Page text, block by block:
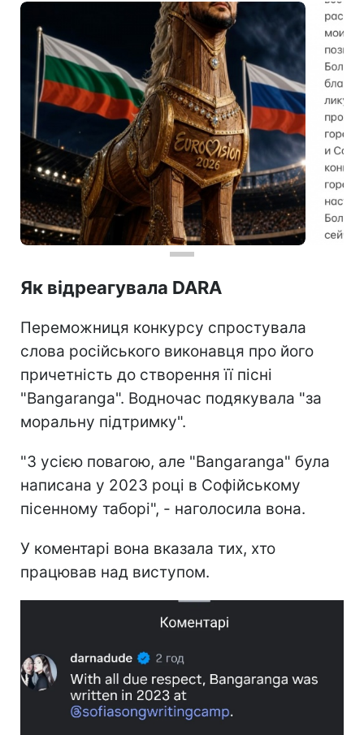
Як відреагувала DARA
Переможниця конкурсу спростувала
слова російського виконавця про його
причетність до створення її пісні
"Bangaranga". Водночас подякувала "за
моральну підтримку".
"З усією повагою, але "Bangaranga" була
написана у 2023 році в Софійському
пісенному таборі", - наголосила вона.
У коментарі вона вказала тих, хто
працював над виступом.